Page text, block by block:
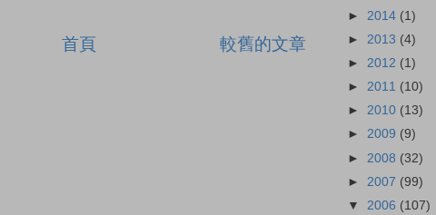
較舊的文章
首頁
► 2014 (1)
► 2013 (4)
► 2012 (1)
► 2011 (10)
► 2010 (13)
► 2009 (9)
► 2008 (32)
► 2007 (99)
▼ 2006 (107)